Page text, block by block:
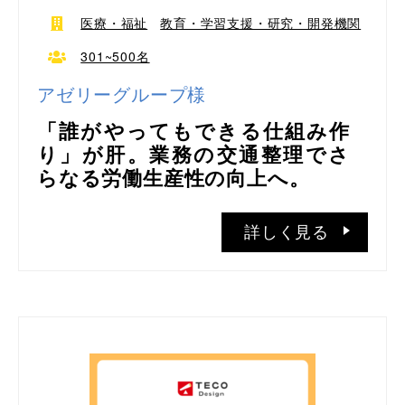
医療・福祉
教育・学習支援・研究・開発機関
301~500名
アゼリーグループ様
「誰がやってもできる仕組み作
り」が肝。業務の交通整理でさ
らなる労働生産性の向上へ。
詳しく見る